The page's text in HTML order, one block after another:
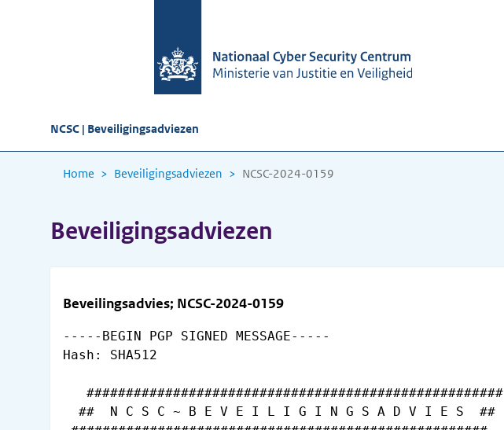
NCSC | Beveiligingsadviezen
Home Beveiligingsadviezen NCSC-2024-0159
Beveiligingsadviezen
Beveilingsadvies; NCSC-2024-0159
-----BEGIN PGP SIGNED MESSAGE-----
Hash: SHA512
   #####################################################
  ##  N C S C ~ B E V E I L I G I N G S A D V I E S  ##